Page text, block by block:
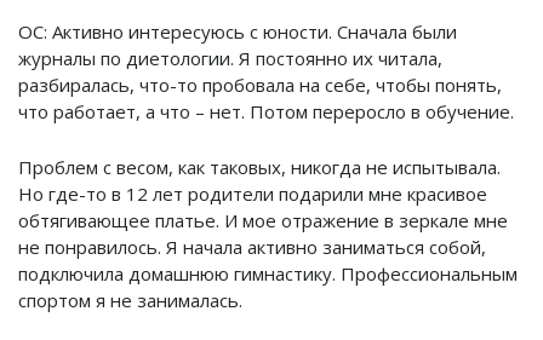
ОС: Активно интересуюсь с юности. Сначала были
журналы по диетологии. Я постоянно их читала,
разбиралась, что-то пробовала на себе, чтобы понять,
что работает, а что – нет. Потом переросло в обучение.
Проблем с весом, как таковых, никогда не испытывала.
Но где-то в 12 лет родители подарили мне красивое
обтягивающее платье. И мое отражение в зеркале мне
не понравилось. Я начала активно заниматься собой,
подключила домашнюю гимнастику. Профессиональным
спортом я не занималась.